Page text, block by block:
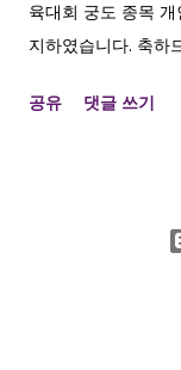
육대회 궁도 종목
지하였습니다. 축하
공유 댓글 쓰기